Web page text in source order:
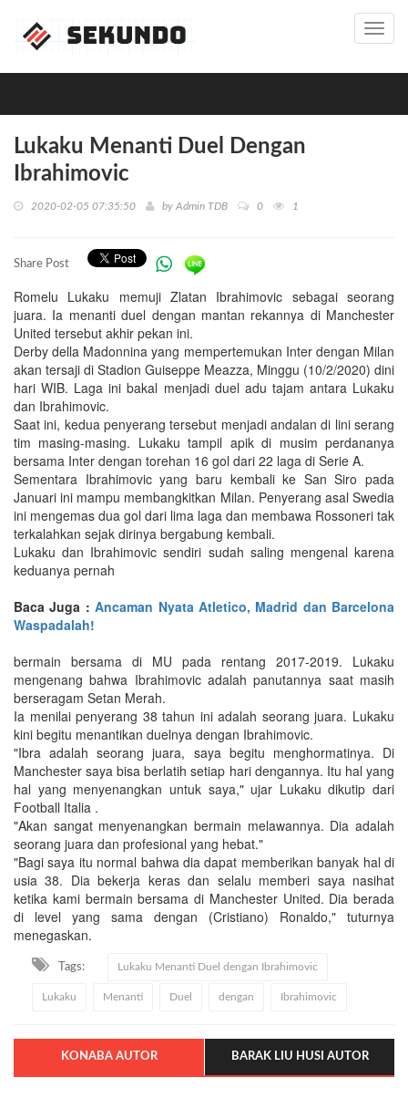
Lukaku Menanti Duel Dengan
Ibrahimovic
2020-02-05 07:35:50 by Admin TDB 0 1
Share Post
Romelu Lukaku memuji Zlatan Ibrahimovic sebagai seorang
juara. Ia menanti duel dengan mantan rekannya di Manchester
United tersebut akhir pekan ini.
Derby della Madonnina yang mempertemukan Inter dengan Milan
akan tersaji di Stadion Guiseppe Meazza, Minggu (10/2/2020) dini
hari WIB. Laga ini bakal menjadi duel adu tajam antara Lukaku
dan Ibrahimovic.
Saat ini, kedua penyerang tersebut menjadi andalan di lini serang
tim masing-masing. Lukaku tampil apik di musim perdananya
bersama Inter dengan torehan 16 gol dari 22 laga di Serie A.
Sementara Ibrahimovic yang baru kembali ke San Siro pada
Januari ini mampu membangkitkan Milan. Penyerang asal Swedia
ini mengemas dua gol dari lima laga dan membawa Rossoneri tak
terkalahkan sejak dirinya bergabung kembali.
Lukaku dan Ibrahimovic sendiri sudah saling mengenal karena
keduanya pernah
Baca Juga :Ancaman Nyata Atletico, Madrid dan Barcelona
Waspadalah!
bermain bersama di MU pada rentang 2017-2019. Lukaku
mengenang bahwa Ibrahimovic adalah panutannya saat masih
berseragam Setan Merah.
Ia menilai penyerang 38 tahun ini adalah seorang juara. Lukaku
kini begitu menantikan duelnya dengan Ibrahimovic.
"Ibra adalah seorang juara, saya begitu menghormatinya. Di
Manchester saya bisa berlatih setiap hari dengannya. Itu hal yang
hal yang menyenangkan untuk saya," ujar Lukaku dikutip dari
Football Italia .
"Akan sangat menyenangkan bermain melawannya. Dia adalah
seorang juara dan profesional yang hebat."
"Bagi saya itu normal bahwa dia dapat memberikan banyak hal di
usia 38. Dia bekerja keras dan selalu memberi saya nasihat
ketika kami bermain bersama di Manchester United. Dia berada
di level yang sama dengan (Cristiano) Ronaldo," tuturnya
menegaskan.
Tags: Lukaku Menanti Duel dengan Ibrahimovic
Lukaku Menanti Duel dengan Ibrahimovic
KONABA AUTOR BARAK LIU HUSI AUTOR